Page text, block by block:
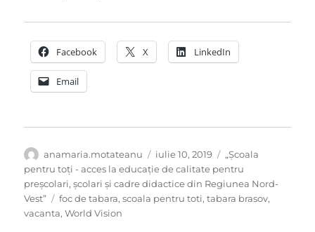
Facebook X LinkedIn
Email
Autor
anamaria.motateanu
Publicat
pe
iulie 10, 2019 Categorii
„Școala
pentru toți - acces la educație de calitate pentru
preșcolari, școlari și cadre didactice din Regiunea Nord-
Vest”
Etichete
foc de tabara,scoala pentru toti,tabara brasov,
vacanta,World Vision